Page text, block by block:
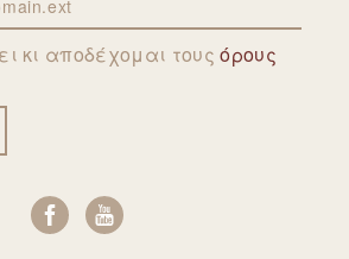
κι αποδέχομαι τουςόρους